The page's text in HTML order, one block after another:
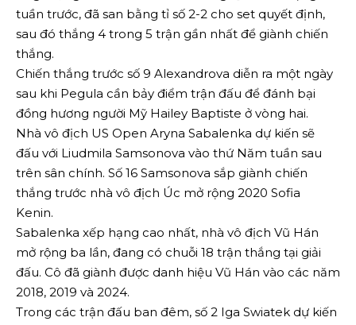
tuần trước, đã san bằng tỉ số 2-2 cho set quyết định,
sau đó thắng 4 trong 5 trận gần nhất để giành chiến
thắng.
Chiến thắng trước số 9 Alexandrova diễn ra một ngày
sau khi Pegula cần bảy điểm trận đấu để đánh bại
đồng hương người Mỹ Hailey Baptiste ở vòng hai.
Nhà vô địch US Open Aryna Sabalenka dự kiến ​​​​sẽ
đấu với Liudmila Samsonova vào thứ Năm tuần sau
trên sân chính. Số 16 Samsonova sắp giành chiến
thắng trước nhà vô địch Úc mở rộng 2020 Sofia
Kenin.
Sabalenka xếp hạng cao nhất, nhà vô địch Vũ Hán
mở rộng ba lần, đang có chuỗi 18 trận thắng tại giải
đấu. Cô đã giành được danh hiệu Vũ Hán vào các năm
2018, 2019 và 2024.
Trong các trận đấu ban đêm, số 2 Iga Swiatek dự kiến ​​